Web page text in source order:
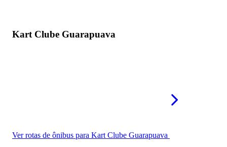
Kart Clube Guarapuava
Ver rotas de ônibus para Kart Clube Guarapuava